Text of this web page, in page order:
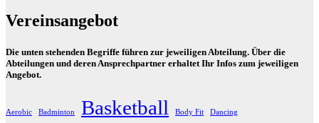
Vereinsangebot
Die unten stehenden Begriffe führen zur jeweiligen Abteilung. Über die
Abteilungen und deren Ansprechpartner erhaltet Ihr Infos zum jeweiligen
Angebot.
Aerobic Badminton Basketball Body Fit
Dancing